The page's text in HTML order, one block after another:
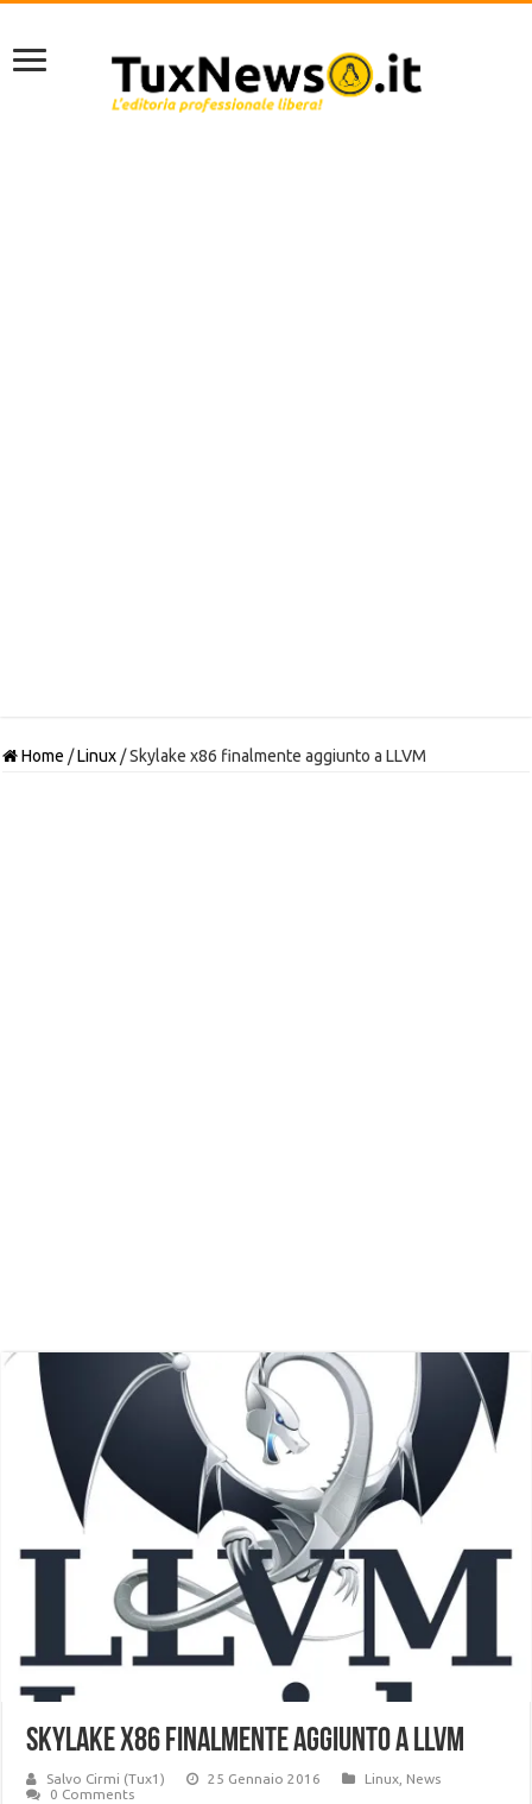
Home /Linux /Skylake x86 finalmente aggiunto a LLVM
Skylake x86 finalmente aggiunto a LLVM
Salvo Cirmi (Tux1) 25 Gennaio 2016 Linux News
0 Comments